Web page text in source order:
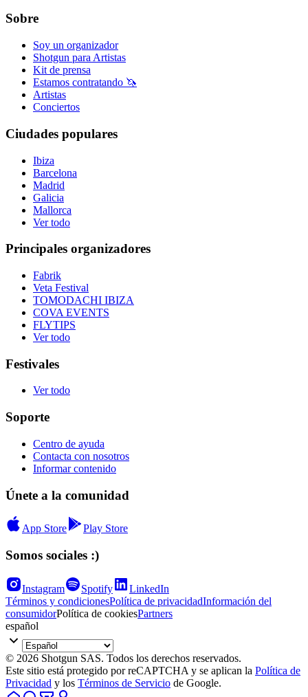
Sobre
Soy un organizador
Shotgun para Artistas
Kit de prensa
Estamos contratando 🦄
Artistas
Conciertos
Ciudades populares
Ibiza
Barcelona
Madrid
Galicia
Mallorca
Ver todo
Principales organizadores
Fabrik
Veta Festival
TOMODACHI IBIZA
COVA EVENTS
FLYTIPS
Ver todo
Festivales
Ver todo
Soporte
Centro de ayuda
Contacta con nosotros
Informar contenido
Únete a la comunidad
App Store Play Store
Somos sociales :)
Instagram Spotify
LinkedIn
Términos y condicionesPolítica de privacidadInformación del
consumidorPolítica de cookiesPartners
español
© 2026 Shotgun SAS. Todos los derechos reservados.
Este sitio está protegido por reCAPTCHA y se aplican la Política de
Privacidad y los Términos de Servicio de Google.